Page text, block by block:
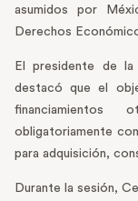
asumidos por
Derechos
El presidente de la
destacó que el
obligatoriamente
para adquisición,
Durante la sesión,